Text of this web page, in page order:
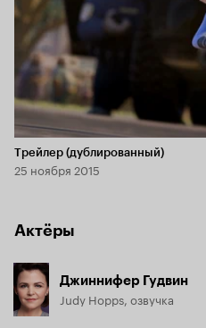
Длительность 3 мин
Трейлер (дублированный)
25 ноября 2015
Актёры
Джиннифер Гудвин
Judy Hopps, озвучка